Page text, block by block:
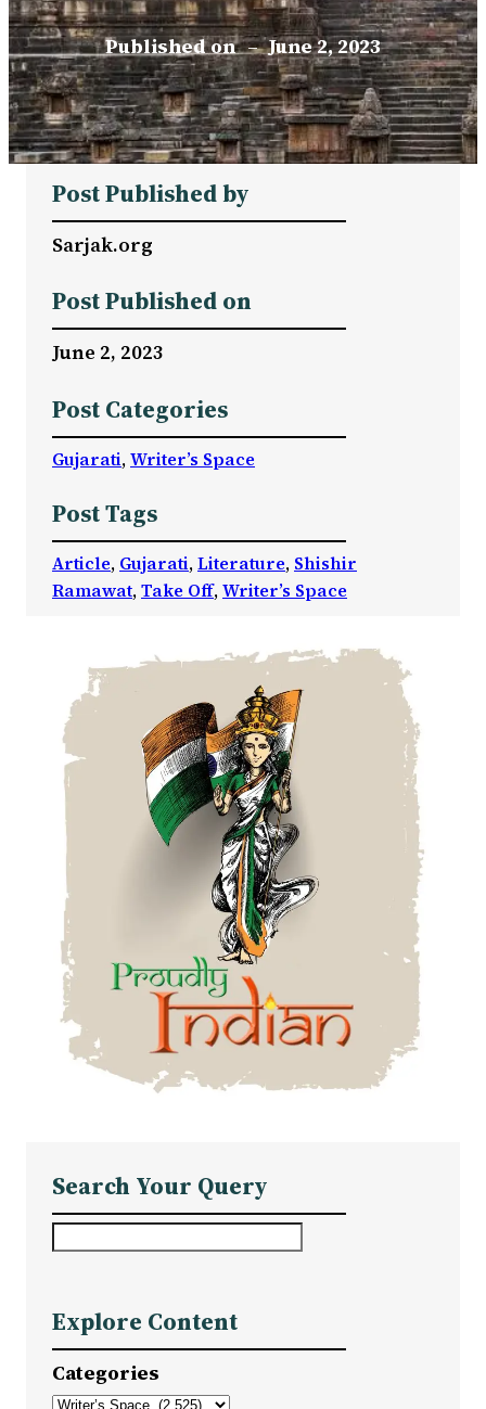
Published on – June 2, 2023
Post Published by
Sarjak.org
Post Published on
June 2, 2023
Post Categories
Gujarati, Writer’s Space
Post Tags
Article, Gujarati, Literature, Shishir
Ramawat, Take Off, Writer’s Space
Search Your Query
r
c
h
Explore Content
Categories